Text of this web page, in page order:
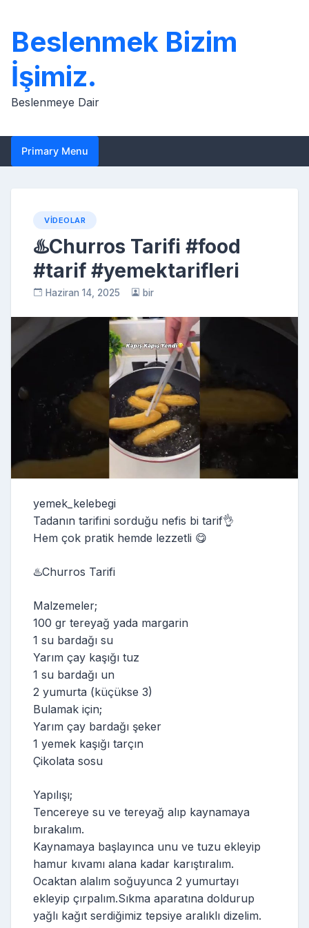
content
Beslenmek Bizim
İşimiz.
Beslenmeye Dair
Primary Menu
VIDEOLAR
♨️Churros Tarifi #food
#tarif #yemektarifleri
Haziran 14, 2025 bir
yemek_kelebegi
Tadanın tarifini sorduğu nefis bi tarif👌
Hem çok pratik hemde lezzetli 😋
♨️Churros Tarifi
Malzemeler;
100 gr tereyağ yada margarin
1 su bardağı su
Yarım çay kaşığı tuz
1 su bardağı un
2 yumurta (küçükse 3)
Bulamak için;
Yarım çay bardağı şeker
1 yemek kaşığı tarçın
Çikolata sosu
Yapılışı;
Tencereye su ve tereyağ alıp kaynamaya
bırakalım.
Kaynamaya başlayınca unu ve tuzu ekleyip
hamur kıvamı alana kadar karıştıralım.
Ocaktan alalım soğuyunca 2 yumurtayı
ekleyip çırpalım.Sıkma aparatına doldurup
yağlı kağıt serdiğimiz tepsiye aralıklı dizelim.